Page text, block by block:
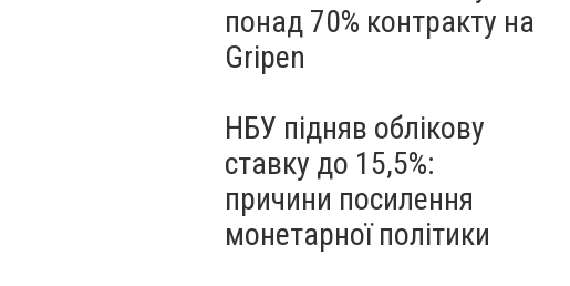
понад 70% контракту на
Gripen
НБУ підняв облікову
ставку до 15,5%:
причини посилення
монетарної політики